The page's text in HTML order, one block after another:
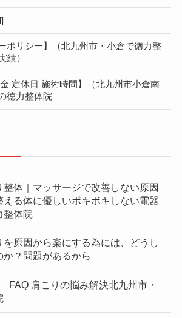
ポリシー】（北九州市・小倉で徳力整
績）
金 定休日 施術時間】（北九州市小倉南
徳力整体院
体｜マッサージで改善しない原因
える体に優しいボキボキしない電器
整体院
を原因から楽にする為には、どうし
？問題があるから
FAQ 肩こりの悩み解決北九州市・